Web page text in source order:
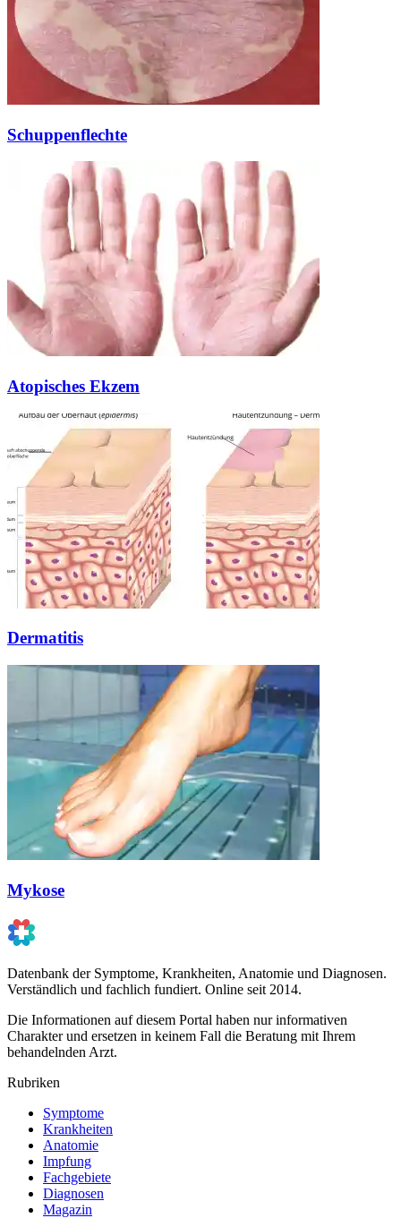
Schuppenflechte
Atopisches Ekzem
Dermatitis
Mykose
Datenbank der Symptome, Krankheiten, Anatomie und Diagnosen.
Verständlich und fachlich fundiert. Online seit 2014.
Die Informationen auf diesem Portal haben nur informativen
Charakter und ersetzen in keinem Fall die Beratung mit Ihrem
behandelnden Arzt.
Rubriken
Symptome
Krankheiten
Anatomie
Impfung
Fachgebiete
Diagnosen
Magazin